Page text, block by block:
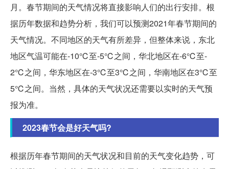
月。春节期间的天气情况将直接影响人们的出行安排。根
据历年数据和趋势分析，我们可以预测2021年春节期间的
天气情况。不同地区的天气有所差异，但整体来说，东北
地区气温可能在-10℃至-5℃之间，华北地区在-6℃至-
2℃之间，华东地区在-3℃至3℃之间，华南地区在3℃至
5℃之间。当然，具体的天气状况还需要以实时的天气预
报为准。
2023春节会是好天气吗?
根据历年春节期间的天气状况和目前的天气变化趋势，可